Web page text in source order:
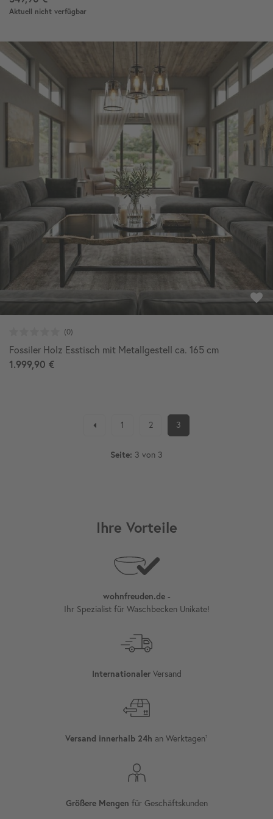
Aktuell nicht verfügbar
Fossiler Holz Esstisch mit Metallgestell ca. 165 cm
1.999,90 €
1 2 3
Seite: 3 von 3
Ihre Vorteile
wohnfreuden.de -
Ihr Spezialist für Waschbecken Unikate!
InternationalerVersand
Versand innerhalb 24h an Werktagen¹
Größere Mengen für Geschäftskunden